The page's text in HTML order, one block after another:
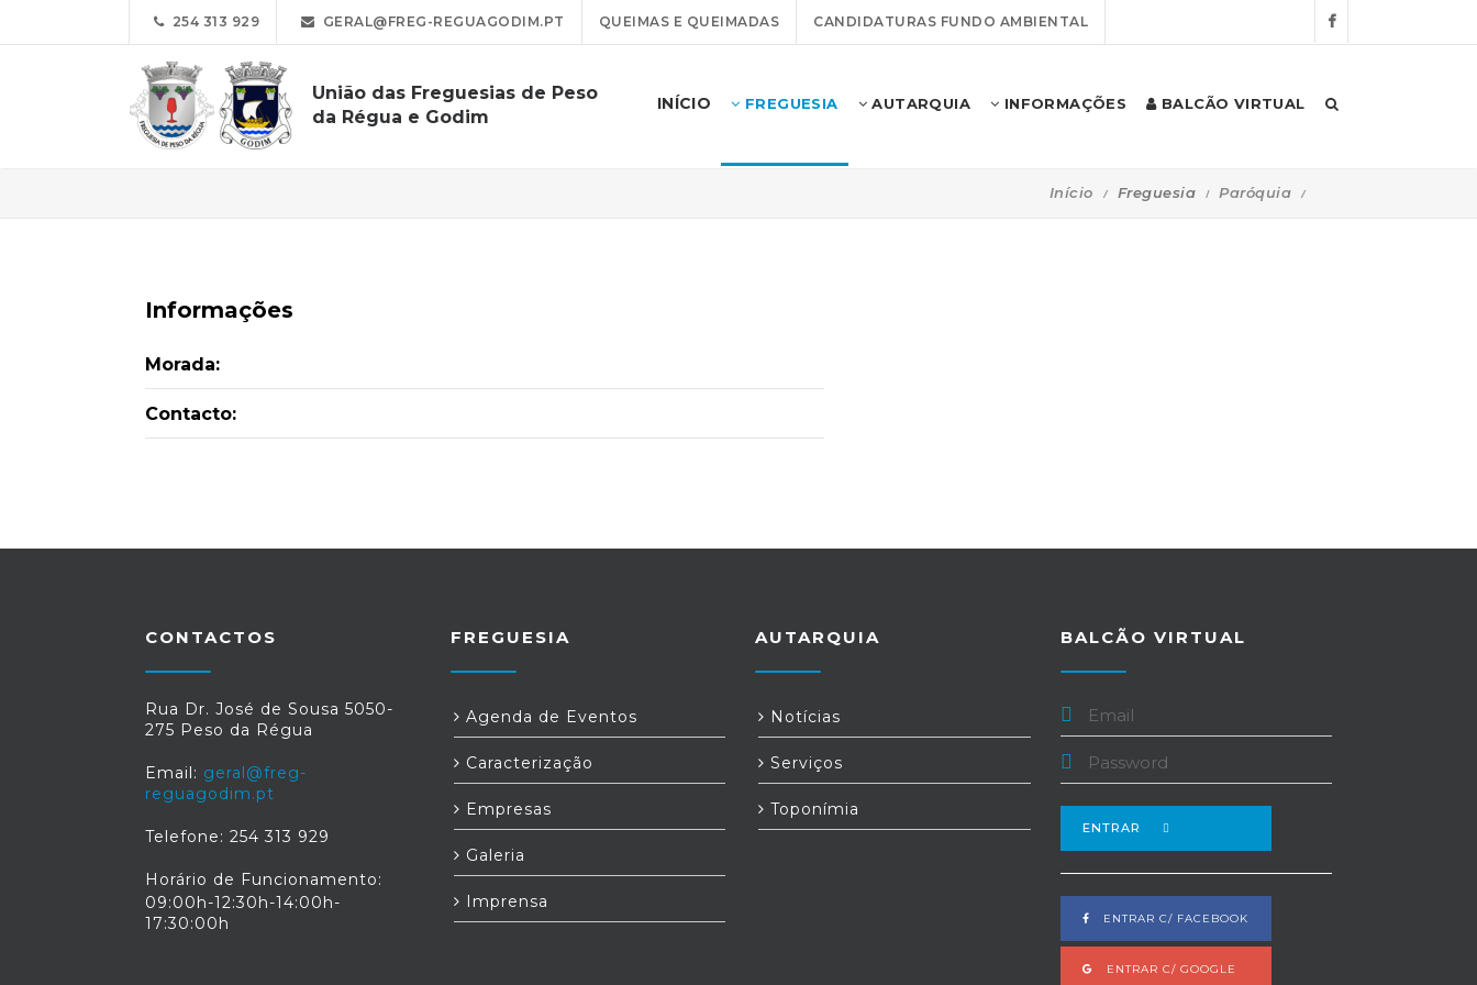
254 313 929 GERAL@FREG-REGUAGODIM.PT QUEIMAS E QUEIMADAS CANDIDATURAS FUNDO AMBIENTAL
União das Freguesias de Peso
da Régua e Godim
INÍCIO FREGUESIA AUTARQUIA INFORMAÇÕES BALCÃO VIRTUAL
Início Freguesia Paróquia
Informações
Morada:
Contacto:
CONTACTOS
Rua Dr. José de Sousa 5050-
275 Peso da Régua
Email: geral@freg-
reguagodim.pt
Telefone: 254 313 929
Horário de Funcionamento:
09:00h-12:30h-14:00h-
17:30:00h
FREGUESIA
Agenda de Eventos
Caracterização
Empresas
Galeria
Imprensa
AUTARQUIA
Notícias
Serviços
Toponímia
BALCÃO VIRTUAL
ENTRAR
ENTRAR C/ FACEBOOK
ENTRAR C/ GOOGLE